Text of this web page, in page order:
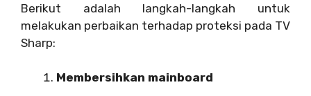
Berikut adalah langkah-langkah untuk
melakukan perbaikan terhadap proteksi pada TV
Sharp:
Membersihkan mainboard